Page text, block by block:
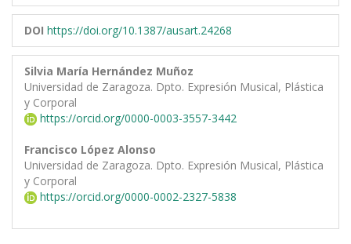
DOI https://doi.org/10.1387/ausart.24268
Silvia María Hernández Muñoz
Universidad de Zaragoza. Dpto. Expresión Musical, Plástica
y Corporal
https://orcid.org/0000-0003-3557-3442
Francisco López Alonso
Universidad de Zaragoza. Dpto. Expresión Musical, Plástica
y Corporal
https://orcid.org/0000-0002-2327-5838